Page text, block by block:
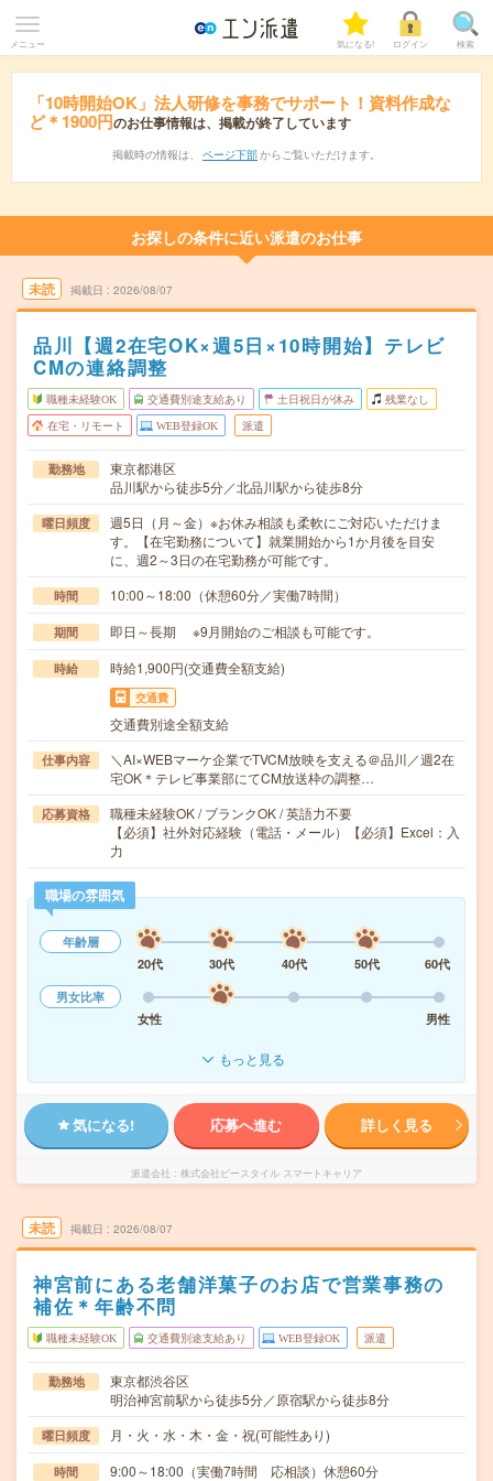
メニュー 気になる! ログイン 検索
「10時開始OK」法人研修を事務でサポート！資料作成な
ど＊1900円のお仕事情報は、掲載が終了しています
掲載時の情報は、 ページ下部 からご覧いただけます。
お探しの条件に近い派遣のお仕事
未読 掲載日 2026/08/07
品川【週2在宅OK×週5日×10時開始】テレビ
CMの連絡調整
職種未経験OK 交通費別途支給あり 土日祝日が休み 残業なし
在宅・リモート WEB登録OK 派遣
勤務地
東京都港区
品川駅から徒歩5分／北品川駅から徒歩8分
曜日頻度
週5日（月～金）※お休み相談も柔軟にご対応いただけま
す。【在宅勤務について】就業開始から1か月後を目安
に、週2～3日の在宅勤務が可能です。
時間 10:00～18:00（休憩60分／実働7時間）
期間 即日～長期 ※9月開始のご相談も可能です。
時給 時給1,900円(交通費全額支給)
交通費
交通費別途全額支給
仕事内容
＼AI×WEBマーケ企業でTVCM放映を支える＠品川／週2在
宅OK＊テレビ事業部にてCM放送枠の調整…
応募資格
職種未経験OK / ブランクOK / 英語力不要
【必須】社外対応経験（電話・メール）【必須】Excel：入
力
職場の雰囲気
年齢層
20代
30代 40代 50代
60代
男女比率
女性
男性
もっと見る
気になる! 応募へ進む 詳しく見る
派遣会社 株式会社ビースタイル スマートキャリア
未読 掲載日 2026/08/07
神宮前にある老舗洋菓子のお店で営業事務の
補佐＊年齢不問
職種未経験OK 交通費別途支給あり WEB登録OK 派遣
勤務地
東京都渋谷区
明治神宮前駅から徒歩5分／原宿駅から徒歩8分
曜日頻度 月・火・水・木・金・祝(可能性あり)
時間 9:00～18:00（実働7時間 応相談）休憩60分